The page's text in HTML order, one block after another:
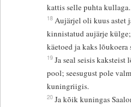
kattis selle puhta kullaga.
18 Aujärjel oli kuus astet
kinnistatud aujärje
käetoed ja kaks
19 Ja seal seisis
pool; seesugust pole
kuningriigis.
20 Ja kõik kuningas